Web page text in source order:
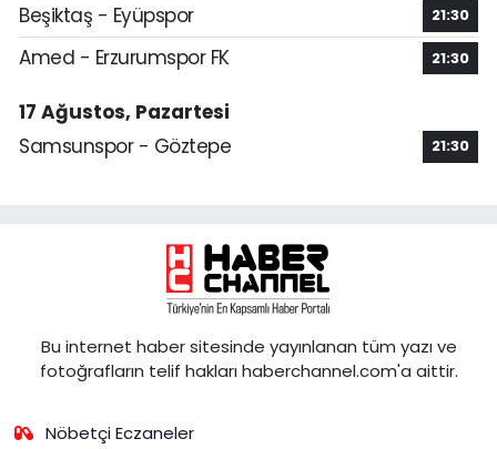
Beşiktaş - Eyüpspor 21:30
Amed - Erzurumspor FK 21:30
17 Ağustos, Pazartesi
Samsunspor - Göztepe
21:30
Bu internet haber sitesinde yayınlanan tüm yazı ve
fotoğrafların telif hakları haberchannel.com'a aittir.
Nöbetçi Eczaneler